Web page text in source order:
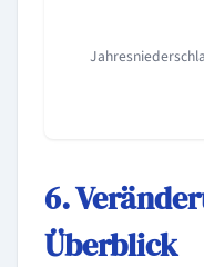
6.
Überblick